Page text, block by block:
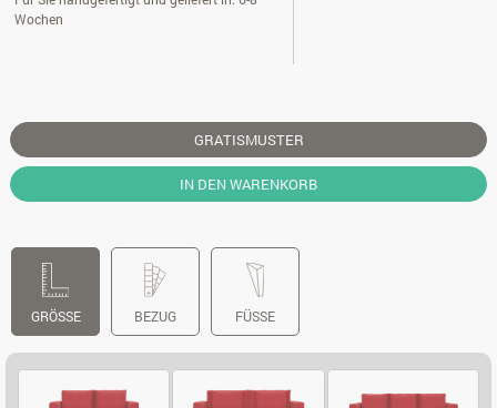
Wochen
GRATISMUSTER
IN DEN WARENKORB
GRÖSSE BEZUG FÜSSE